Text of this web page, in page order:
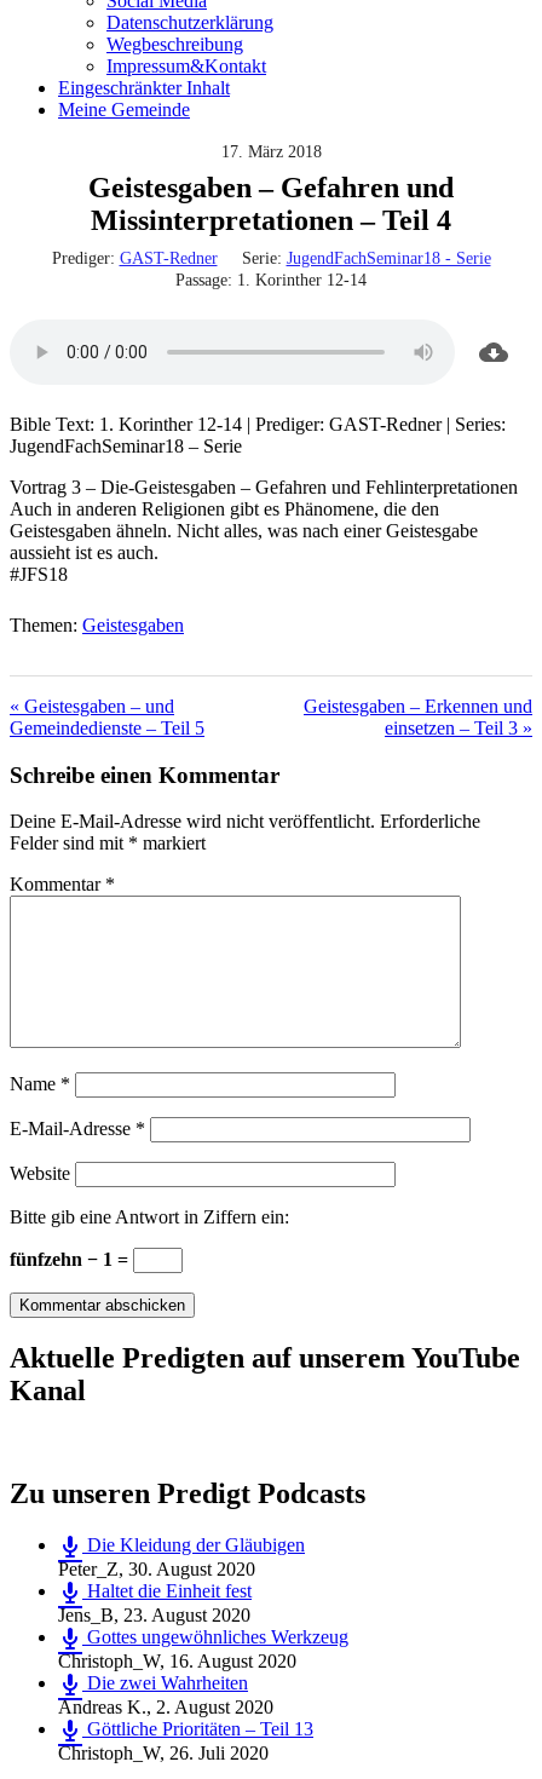
Datenschutzerklärung
Wegbeschreibung
Impressum&Kontakt
Eingeschränkter Inhalt
Meine Gemeinde
17. März 2018
Geistesgaben – Gefahren und
Missinterpretationen – Teil 4
Prediger: GAST-Redner Serie: JugendFachSeminar18 - Serie
Passage: 1. Korinther 12-14
Bible Text: 1. Korinther 12-14 | Prediger: GAST-Redner | Series:
JugendFachSeminar18 – Serie
Vortrag 3 – Die-Geistesgaben – Gefahren und Fehlinterpretationen
Auch in anderen Religionen gibt es Phänomene, die den
Geistesgaben ähneln. Nicht alles, was nach einer Geistesgabe
aussieht ist es auch.
#JFS18
Themen: Geistesgaben
« Geistesgaben – und
Gemeindedienste – Teil 5
Geistesgaben – Erkennen und
einsetzen – Teil 3 »
Schreibe einen Kommentar
Deine E-Mail-Adresse wird nicht veröffentlicht. Erforderliche
Felder sind mit * markiert
Kommentar *
Name *
E-Mail-Adresse *
Website
Bitte gib eine Antwort in Ziffern ein:
fünfzehn − 1 =
Aktuelle Predigten auf unserem YouTube
Kanal
Zu unseren Predigt Podcasts
Die Kleidung der Gläubigen
Peter_Z, 30. August 2020
Haltet die Einheit fest
Jens_B, 23. August 2020
Gottes ungewöhnliches Werkzeug
Christoph_W, 16. August 2020
Die zwei Wahrheiten
Andreas K., 2. August 2020
Göttliche Prioritäten – Teil 13
Christoph_W, 26. Juli 2020